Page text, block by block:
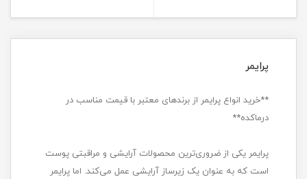
پرایمر
**خرید انواع پرایمر از برندهای معتبر با قیمت مناسب در
درماکده**
پرایمر یکی از ضروری‌ترین محصولات آرایشی و مراقبتی پوست
است که به عنوان یک زیرساز آرایشی عمل می‌کند. اما پرایمر